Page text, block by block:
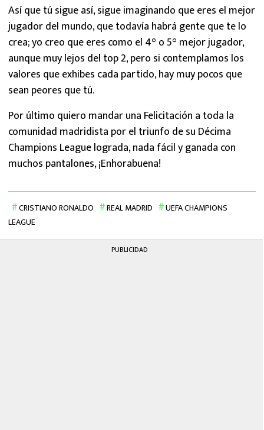
Así que tú sigue así, sigue imaginando que eres el mejor
jugador del mundo, que todavía habrá gente que te lo
crea; yo creo que eres como el 4° o 5° mejor jugador,
aunque muy lejos del top 2, pero si contemplamos los
valores que exhibes cada partido, hay muy pocos que
sean peores que tú.
Por último quiero mandar una Felicitación a toda la
comunidad madridista por el triunfo de su Décima
Champions League lograda, nada fácil y ganada con
muchos pantalones, ¡Enhorabuena!
CRISTIANO RONALDO REAL MADRID
UEFA CHAMPIONS
LEAGUE
PUBLICIDAD